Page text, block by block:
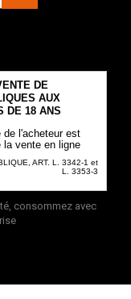
DE
AUX
DE 18 ANS
de l'acheteur est
la vente en ligne
ART. L. 3342-1 et
L. 3353-3
consommez avec